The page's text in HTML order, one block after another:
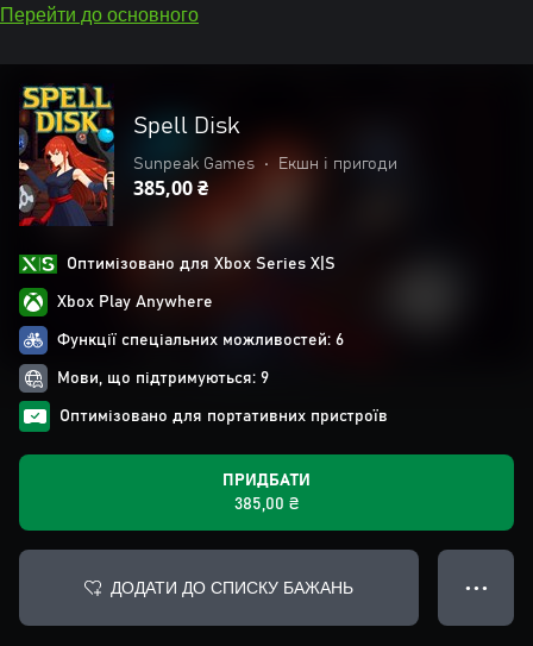
Перейти до основного
Spell Disk
Sunpeak Games • Екшн і пригоди
385,00 ₴
Оптимізовано для Xbox Series X|S
Xbox Play Anywhere
Функції спеціальних можливостей: 6
Мови, що підтримуються: 9
Оптимізовано для портативних пристроїв
ПРИДБАТИ
385,00 ₴
ДОДАТИ ДО СПИСКУ БАЖАНЬ ● ● ●